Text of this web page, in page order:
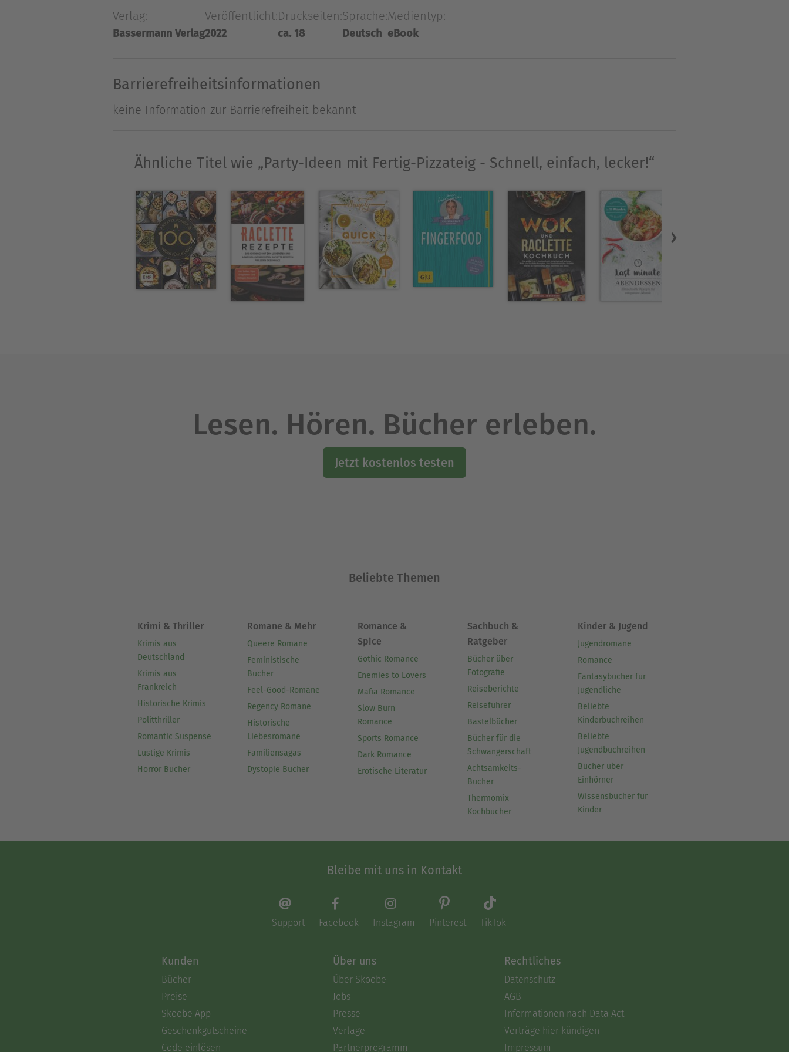
Über Guillaume Marinette
Ferrandi in Paris arbeitete er für ChefClub.tv. Inzwischen macht er sich als Stylist und Kochbuchautor
Verlag:
Bassermann Verlag
Veröffentlicht:
2022
Druckseiten:
ca. 18
Sprache:
Deutsch
Medientyp:
eBook
Barrierefreiheitsinformationen
keine Information zur Barrierefreiheit bekannt
Ähnliche Titel wie „Party-Ideen mit Fertig-Pizzateig - Schnell, einfach, lecker!“
Lesen. Hören. Bücher erleben.
Jetzt kostenlos testen
Beliebte Themen
Krimi & Thriller
Krimis aus
Deutschland
Krimis aus
Frankreich
Historische Krimis
Politthriller
Romantic Suspense
Lustige Krimis
Horror Bücher
Romane & Mehr
Queere Romane
Feministische
Bücher
Feel-Good-Romane
Regency Romane
Historische
Liebesromane
Familiensagas
Dystopie Bücher
Romance &
Spice
Gothic Romance
Enemies to Lovers
Mafia Romance
Slow Burn
Romance
Sports Romance
Dark Romance
Erotische Literatur
Sachbuch &
Ratgeber
Bücher über
Fotografie
Reiseberichte
Reiseführer
Bastelbücher
Bücher für die
Schwangerschaft
Achtsamkeits-
Bücher
Thermomix
Kochbücher
Kinder & Jugend
Jugendromane
Romance
Fantasybücher für
Jugendliche
Beliebte
Kinderbuchreihen
Beliebte
Jugendbuchreihen
Bücher über
Einhörner
Wissensbücher für
Kinder
Bleibe mit uns in Kontakt
Support Facebook Instagram Pinterest TikTok
Kunden
Bücher
Preise
Skoobe App
Geschenkgutscheine
Code einlösen
Über uns
Über Skoobe
Jobs
Presse
Verlage
Partnerprogramm
Rechtliches
Datenschutz
AGB
Informationen nach Data Act
Verträge hier kündigen
Impressum